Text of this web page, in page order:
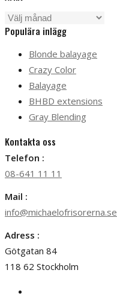
Arkiv
Populära inlägg
Blonde balayage
Crazy Color
Balayage
BHBD extensions
Gray Blending
Kontakta oss
Telefon :
08-641 11 11
Mail :
info@michaelofrisorerna.se
Adress :
Götgatan 84
118 62 Stockholm